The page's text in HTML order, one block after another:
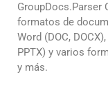
GroupDocs.Parser
formatos de
Word (DOC,
PPTX) y varios
y más.